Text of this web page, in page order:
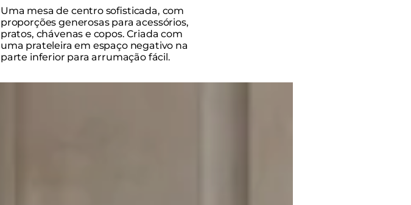
Uma mesa de centro sofisticada, com
proporções generosas para acessórios,
pratos, chávenas e copos. Criada com
uma prateleira em espaço negativo na
parte inferior para arrumação fácil.